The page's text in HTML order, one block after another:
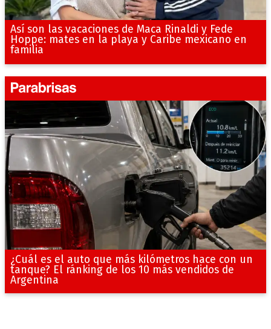
Así son las vacaciones de Maca Rinaldi y Fede
Hoppe: mates en la playa y Caribe mexicano en
familia
¿Cuál es el auto que más kilómetros hace con un
tanque? El ránking de los 10 más vendidos de
Argentina